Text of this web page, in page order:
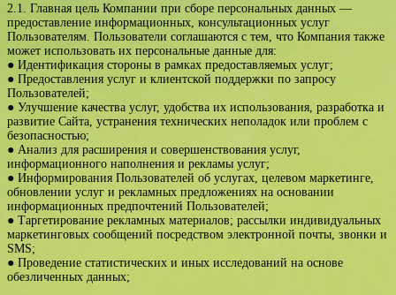
2.1. Главная цель Компании при сборе персональных данных —
предоставление информационных, консультационных услуг
Пользователям. Пользователи соглашаются с тем, что Компания также
может использовать их персональные данные для:
● Идентификация стороны в рамках предоставляемых услуг;
● Предоставления услуг и клиентской поддержки по запросу
Пользователей;
● Улучшение качества услуг, удобства их использования, разработка и
развитие Сайта, устранения технических неполадок или проблем с
безопасностью;
● Анализ для расширения и совершенствования услуг,
информационного наполнения и рекламы услуг;
● Информирования Пользователей об услугах, целевом маркетинге,
обновлении услуг и рекламных предложениях на основании
информационных предпочтений Пользователей;
● Таргетирование рекламных материалов; рассылки индивидуальных
маркетинговых сообщений посредством электронной почты, звонки и
SMS;
● Проведение статистических и иных исследований на основе
обезличенных данных;